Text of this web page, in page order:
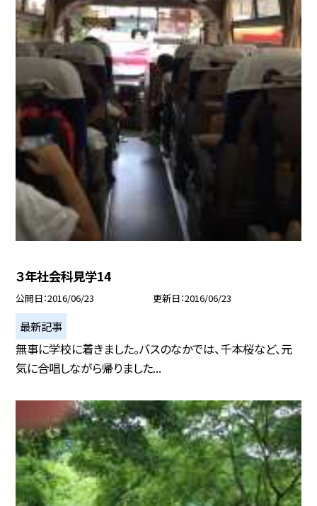
３年社会科見学14
公開日 2016/06/23 更新日 2016/06/23
最新記事
無事に学校に着きました。バスのなかでは、千本桜など、元
気に合唱しながら帰りました...